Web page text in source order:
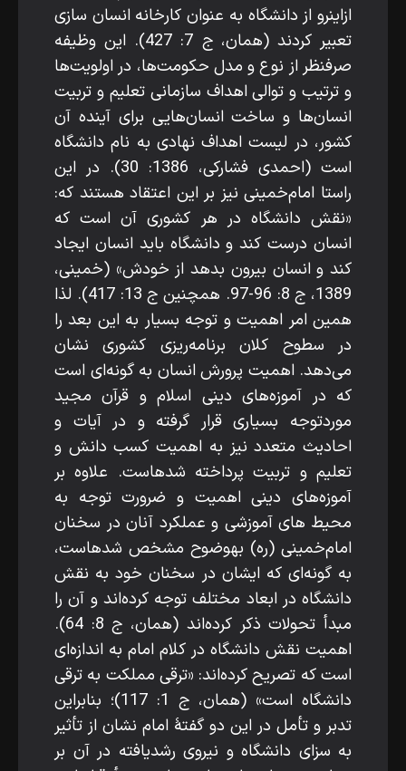
ازاین­رو از دانشگاه به­ عنوان کارخانه انسان­ سازی
تعبیر کردند (همان، ج 7: 427). این وظیفه
صرف­نظر از نوع و مدل حکومت‌ها، در اولویت‌ها
و ترتیب و توالی اهداف سازمانی تعلیم و تربیت
انسان‌ها و ساخت‌ انسان‌هایی برای آینده آن
کشور، در لیست اهداف نهادی به نام دانشگاه
است (احمدی فشارکی، 1386: 30). در این
راستا امام‌خمینی نیز بر این اعتقاد هستند که:
«نقش دانشگاه در هر کشوری آن است که
انسان درست کند و دانشگاه باید انسان ایجاد
کند و انسان بیرون بدهد از خودش» (خمینی،
1389، ج 8: 96-97. همچنین ج 13: 417). لذا
همین امر اهمیت و توجه بسیار به این بعد را
در سطوح کلان برنامه‌ریزی کشوری نشان
می‌دهد. اهمیت پرورش انسان به­ گونه‌ای است
که در آموزه‌های دینی اسلام و قرآن مجید
موردتوجه بسیاری قرار گرفته و در آیات و
احادیث متعدد نیز به اهمیت کسب دانش و
تعلیم و تربیت پرداخته شده­است. علاوه ­بر
آموزه‌های دینی اهمیت و ضرورت توجه به
محیط‌ های آموزشی و عملکرد آنان در سخنان
امام‌خمینی (ره) به­وضوح مشخص شده­است،
به­ گونه‌ای که ایشان در سخنان خود به نقش
دانشگاه در ابعاد مختلف توجه کرده‌اند و آن را
مبدأ تحولات ذکر کرده‌اند (همان، ج 8: 64).
اهمیت نقش دانشگاه در کلام امام به اندازه‌ای
است که تصریح کرده‌اند: «ترقی مملکت به ترقی
دانشگاه است» (همان، ج 1: 117)؛ بنابراین
تدبر و تأمل در این دو گفتۀ امام نشان از تأثیر
به­ سزای دانشگاه و نیروی رشدیافته در آن بر